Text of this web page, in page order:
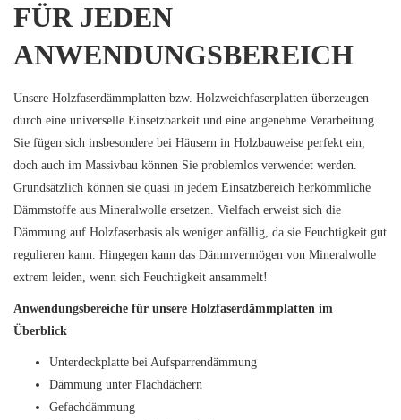
FÜR JEDEN
ANWENDUNGSBEREICH
Unsere Holzfaserdämmplatten bzw. Holzweichfaserplatten überzeugen
durch eine universelle Einsetzbarkeit und eine angenehme Verarbeitung.
Sie fügen sich insbesondere bei Häusern in Holzbauweise perfekt ein,
doch auch im Massivbau können Sie problemlos verwendet werden.
Grundsätzlich können sie quasi in jedem Einsatzbereich herkömmliche
Dämmstoffe aus Mineralwolle ersetzen. Vielfach erweist sich die
Dämmung auf Holzfaserbasis als weniger anfällig, da sie Feuchtigkeit gut
regulieren kann. Hingegen kann das Dämmvermögen von Mineralwolle
extrem leiden, wenn sich Feuchtigkeit ansammelt!
Anwendungsbereiche für unsere Holzfaserdämmplatten im
Überblick
Unterdeckplatte bei Aufsparrendämmung
Dämmung unter Flachdächern
Gefachdämmung